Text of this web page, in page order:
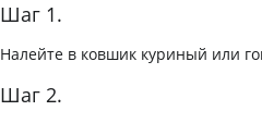
Шаг 1.
Налейте в ковшик куриный или
Шаг 2.